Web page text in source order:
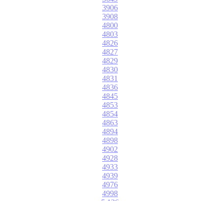
3906
3908
4800
4803
4826
4827
4829
4830
4831
4836
4845
4853
4854
4863
4894
4898
4902
4928
4933
4939
4976
4998